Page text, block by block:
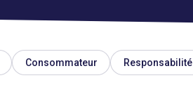
Consommateur Responsabilité